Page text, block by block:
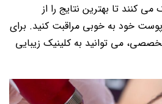
کنند تا بهترین نتایج را از
پوست خود به خوبی مراقبت کنید. برای
می توانید به کلینیک زیبایی